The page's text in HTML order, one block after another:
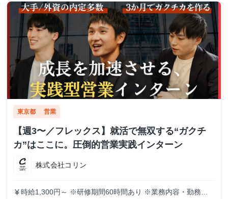
東京都 営業
【週3〜／フレックス】就活で無双する“ガクチ
カ”はここに。圧倒的営業実践インターン
株式会社コリン
currency_yen 時給1,300円～ ※研修期間60時間あり ※業務内容・勤務状